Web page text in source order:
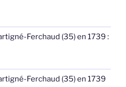
Ferchaud (35) en 1739 :
Ferchaud (35) en 1739